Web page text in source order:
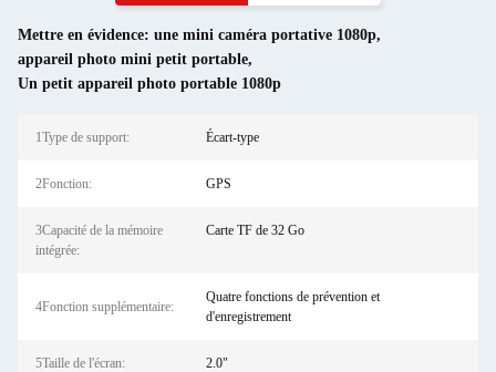
Mettre en évidence: une mini caméra portative 1080p,
appareil photo mini petit portable,
Un petit appareil photo portable 1080p
1Type de support: Écart-type
2Fonction: GPS
3Capacité de la mémoire
intégrée:
Carte TF de 32 Go
4Fonction supplémentaire:
Quatre fonctions de prévention et
d'enregistrement
5Taille de l'écran: 2.0"